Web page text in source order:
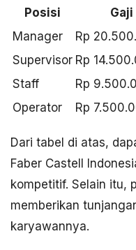
Posisi
Gaji
Manager
Rp
Supervisor Rp
Staff
Rp
Operator
Rp
Dari tabel di atas,
Faber Castell
kompetitif. Selain itu,
memberikan
karyawannya.